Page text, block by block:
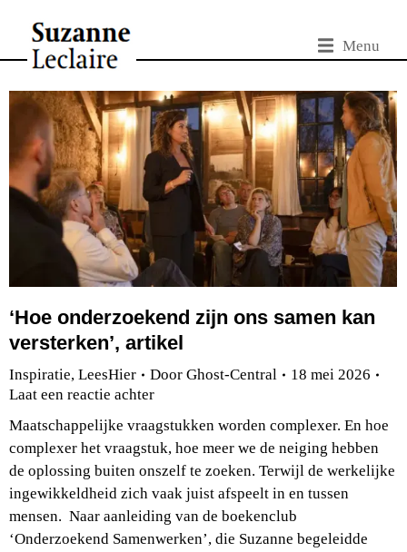
Menu
‘Hoe onderzoekend zijn ons samen kan
versterken’, artikel
Inspiratie, LeesHier Door Ghost-Central
18 mei 2026
Laat een reactie achter
Maatschappelijke vraagstukken worden complexer. En hoe
complexer het vraagstuk, hoe meer we de neiging hebben
de oplossing buiten onszelf te zoeken. Terwijl de werkelijke
ingewikkeldheid zich vaak juist afspeelt in en tussen
mensen. Naar aanleiding van de boekenclub
‘Onderzoekend Samenwerken’, die Suzanne begeleidde